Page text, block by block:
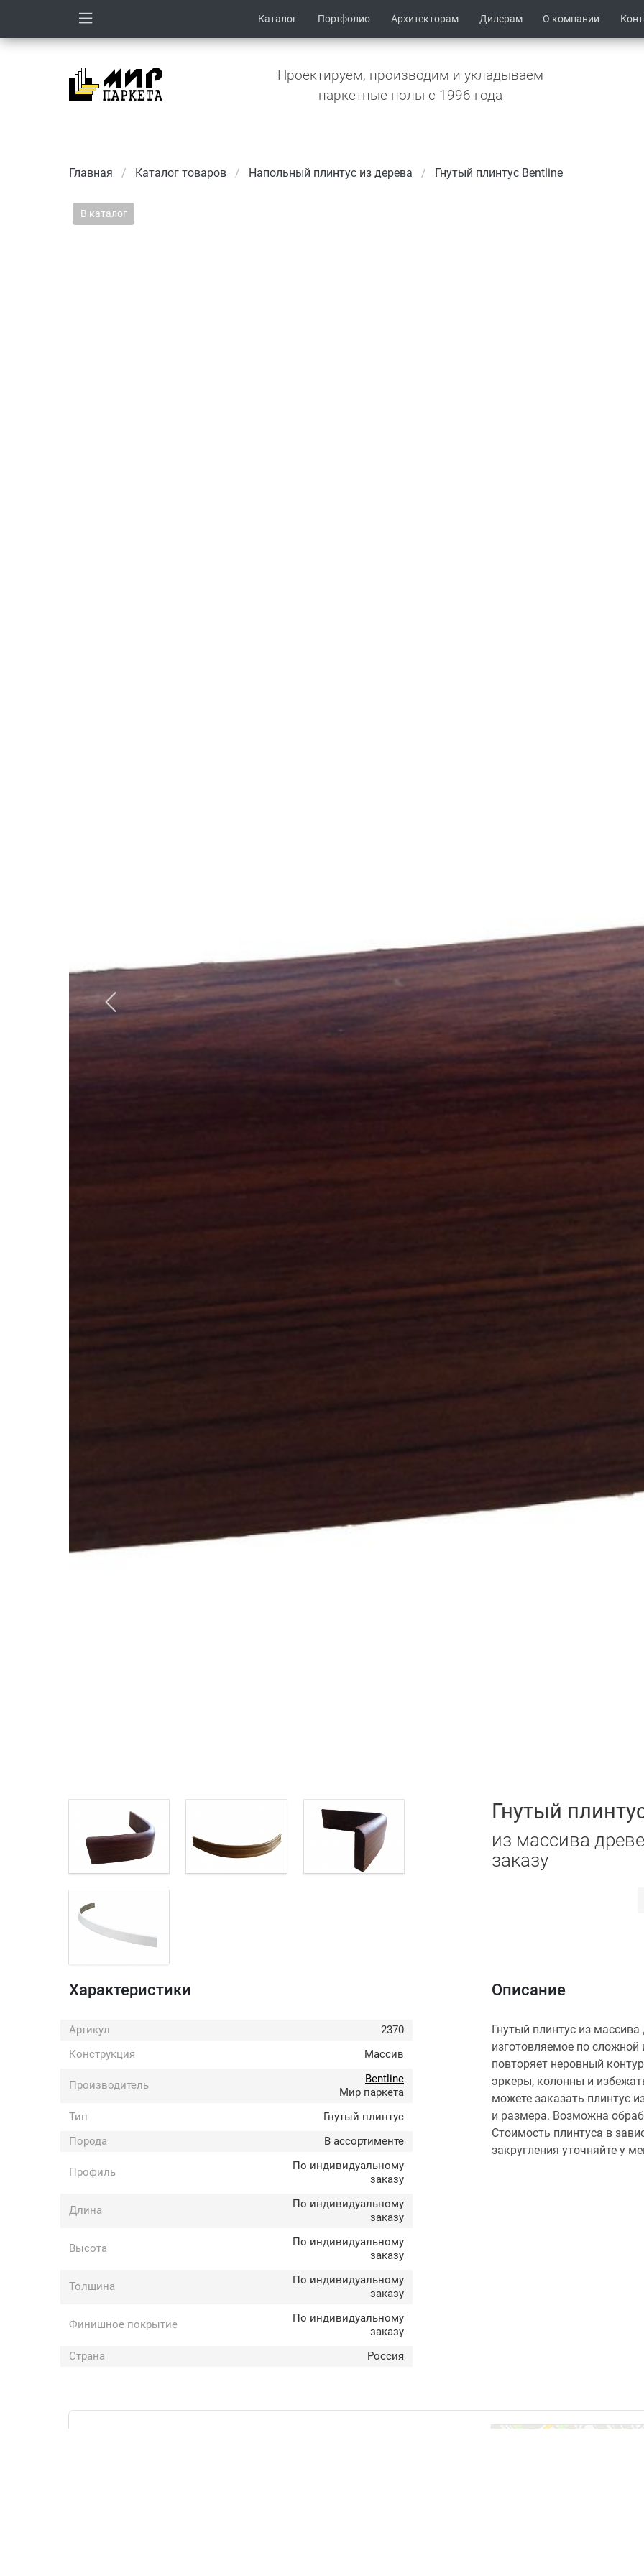
Каталог Портфолио Архитекторам Дилерам О компании
Проектируем, производим и укладываем
паркетные полы c 1996 года
Главная Каталог товаров Напольный плинтус из дерева Гнутый плинтус Bentline
В каталог
Previous
Гнутый
из массива
заказу
Характеристики
Артикул
2370
Конструкция
Массив
Производитель
Bentline
Мир паркета
Тип
Гнутый плинтус
Порода
В ассортименте
Профиль
По индивидуальному
заказу
Длина
По индивидуальному
заказу
Высота
По индивидуальному
заказу
Толщина
По индивидуальному
заказу
Финишное покрытие
По индивидуальному
заказу
Страна
Россия
Описание
Гнутый плинтус из
изготовляемое по сложной
повторяет неровный
эркеры, колонны и
можете заказать плинтус
и размера. Возможна
Стоимость плинтуса в
закругления уточняйте у